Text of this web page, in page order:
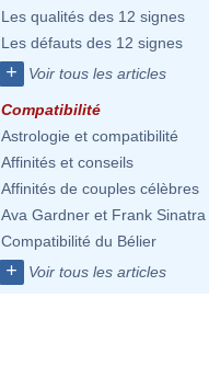
Les qualités des 12 signes
Les défauts des 12 signes
+ Voir tous les articles
Compatibilité
Astrologie et compatibilité
Affinités et conseils
Affinités de couples célèbres
Ava Gardner et Frank Sinatra
Compatibilité du Bélier
+ Voir tous les articles